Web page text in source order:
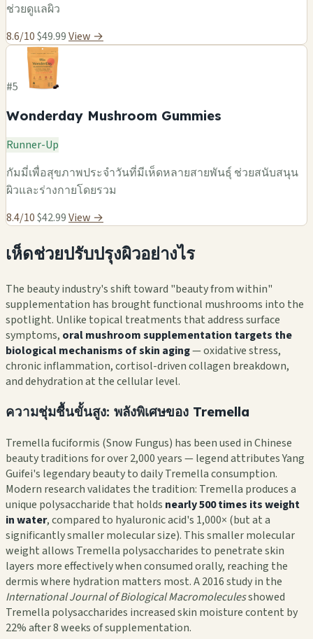
ช่วยดูแลผิว
8.6/10$49.99View →
#5
Wonderday Mushroom Gummies
Runner-Up
กัมมี่เพื่อสุขภาพประจำวันที่มีเห็ดหลายสายพันธุ์ ช่วยสนับสนุน
ผิวและร่างกายโดยรวม
8.4/10$42.99View →
เห็ดช่วยปรับปรุงผิวอย่างไร
The beauty industry's shift toward "beauty from within"
supplementation has brought functional mushrooms into the
spotlight. Unlike topical treatments that address surface
symptoms, oral mushroom supplementation targets the
biological mechanisms of skin aging— oxidative stress,
chronic inflammation, cortisol-driven collagen breakdown,
and dehydration at the cellular level.
ความชุ่มชื้นขั้นสูง: พลังพิเศษของ Tremella
Tremella fuciformis (Snow Fungus) has been used in Chinese
beauty traditions for over 2,000 years — legend attributes Yang
Guifei's legendary beauty to daily Tremella consumption.
Modern research validates the tradition: Tremella produces a
unique polysaccharide that holds nearly 500 times its weight
in water, compared to hyaluronic acid's 1,000× (but at a
significantly smaller molecular size). This smaller molecular
weight allows Tremella polysaccharides to penetrate skin
layers more effectively when consumed orally, reaching the
dermis where hydration matters most. A 2016 study in the
International Journal of Biological Macromoleculesshowed
Tremella polysaccharides increased skin moisture content by
22% after 8 weeks of supplementation.